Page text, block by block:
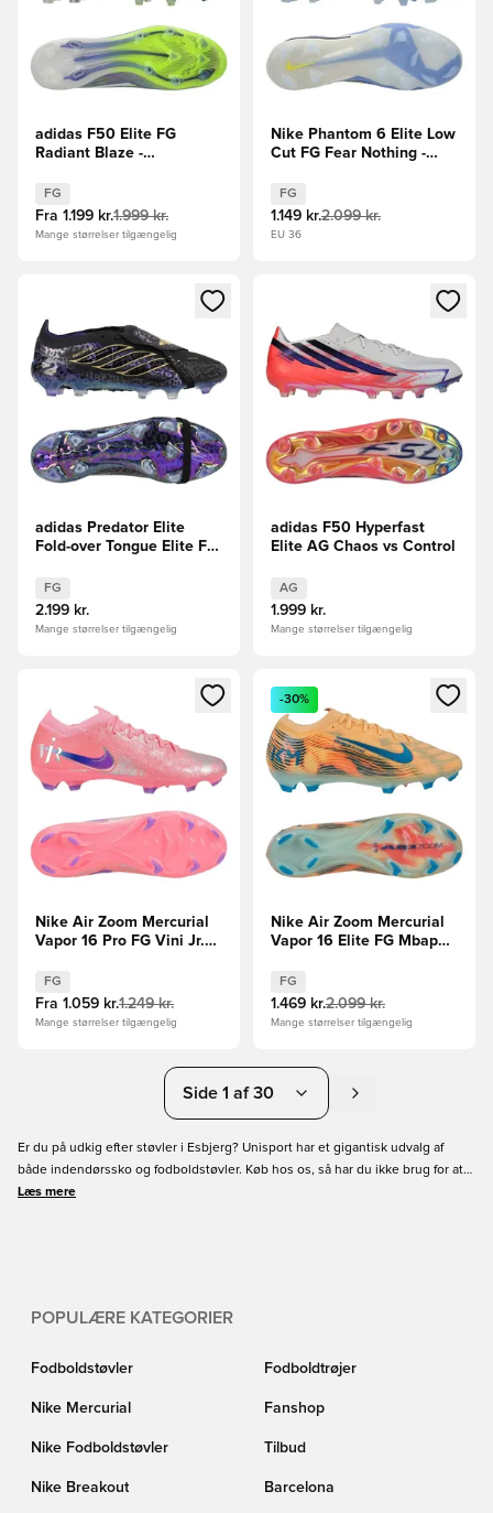
adidas F50 Elite FG
Radiant Blaze -
FG
Fra 1.199 kr.1.999 kr.
Mange størrelser tilgængelig
Nike Phantom 6 Elite Low
Cut FG Fear Nothing -
FG
1.149 kr.2.099 kr.
EU 36
Åbner en Modal til at logge ind eller tilmelde dig som
adidas Predator Elite
Fold-over Tongue Elite FG
LIMITED EDITION
FG
2.199 kr.
Mange størrelser tilgængelig
Åbner en Modal til at logge
adidas F50 Hyperfast
Elite AG Chaos vs Control
AG
1.999 kr.
Mange størrelser tilgængelig
Åbner en Modal til at logge ind eller tilmelde dig som
Nike Air Zoom Mercurial
Vapor 16 Pro FG Vini Jr.
Pink/Blå
FG
Fra 1.059 kr.1.249 kr.
Mange størrelser tilgængelig
Åbner en Modal til at logge
-30%
Nike Air Zoom Mercurial
Vapor 16 Elite FG Mbappé
Orange/Turkis/Grøn
FG
1.469 kr.2.099 kr.
Mange størrelser tilgængelig
Side 1 af 30
Er du på udkig efter støvler i Esbjerg? Unisport har et gigantisk udvalg af
både indendørssko og fodboldstøvler. Køb hos os, så har du ikke brug for at
gå gennem byen i Esbjerg, du kan bestille hjemme fra. Støvlerne vil blive
Læs mere
POPULÆRE KATEGORIER
Fodboldstøvler Fodboldtrøjer
Nike Mercurial Fanshop
Nike Fodboldstøvler Tilbud
Nike Breakout Barcelona